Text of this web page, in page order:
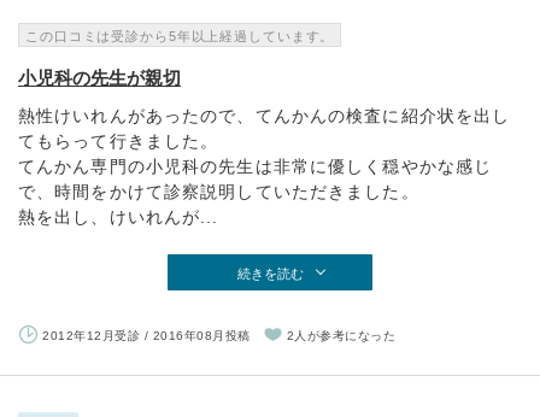
この口コミは受診から5年以上経過しています。
小児科の先生が親切
熱性けいれんがあったので、てんかんの検査に紹介状を出し
てもらって行きました。
てんかん専門の小児科の先生は非常に優しく穏やかな感じ
で、時間をかけて診察説明していただきました。
熱を出し、けいれんが...
続きを読む
2012年12月受診 / 2016年08月投稿 2人が参考になった